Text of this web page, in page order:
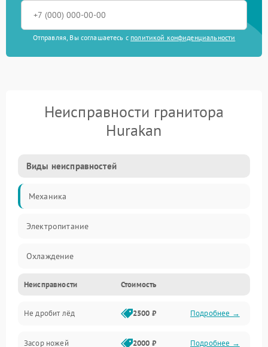
Отправляя, Вы соглашаетесь с политикой конфиденциальности
Неисправности гранитора
Hurakan
Виды неисправностей
Механика
Электропитание
Охлаждение
Герметичность
Неисправности Стоимость
Не дробит лёд 2500 ₽ Подробнее →
Засор ножей 2000 ₽ Подробнее →